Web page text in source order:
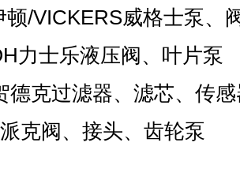
顿/VICKERS威格士泵、
力士乐液压阀、叶片泵
德克过滤器、滤芯、传
克阀、接头、齿轮泵